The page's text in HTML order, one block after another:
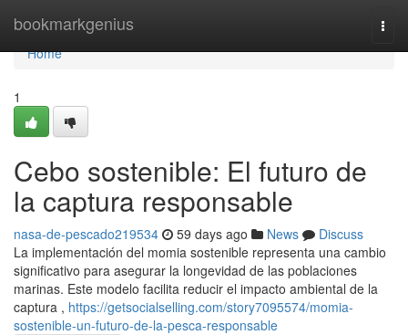
bookmarkgenius
Home
Home
1
Cebo sostenible: El futuro de
la captura responsable
nasa-de-pescado219534 59 days ago News
Discuss
La implementación del momia sostenible representa una cambio
significativo para asegurar la longevidad de las poblaciones
marinas. Este modelo facilita reducir el impacto ambiental de la
captura , https://getsocialselling.com/story7095574/momia-
sostenible-un-futuro-de-la-pesca-responsable